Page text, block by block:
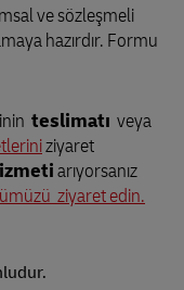
ve sözleşmeli
hazırdır. Formu
teslimatı veya
ziyaret
arıyorsanız
ziyaret edin.